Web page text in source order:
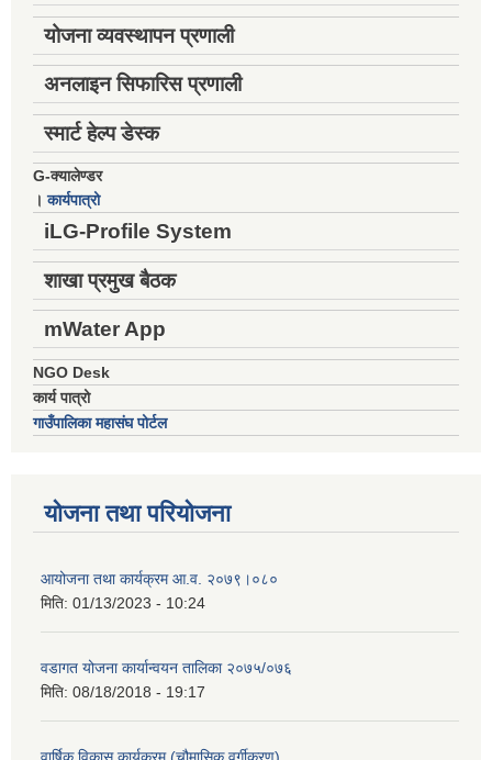
योजना व्यवस्थापन प्रणाली
अनलाइन सिफारिस प्रणाली
स्मार्ट हेल्प डेस्क
G-क्यालेण्डर
।कार्यपात्रो
iLG-Profile System
शाखा प्रमुख बैठक
mWater App
NGO Desk
कार्य पात्रो
गाउँपालिका महासंघ पोर्टल
योजना तथा परियोजना
आयोजना तथा कार्यक्रम आ.व. २०७९।०८०
मिति: 01/13/2023 - 10:24
वडागत योजना कार्यान्वयन तालिका २०७५/०७६
मिति: 08/18/2018 - 19:17
वार्षिक विकास कार्यक्रम (चौमासिक वर्गीकरण)